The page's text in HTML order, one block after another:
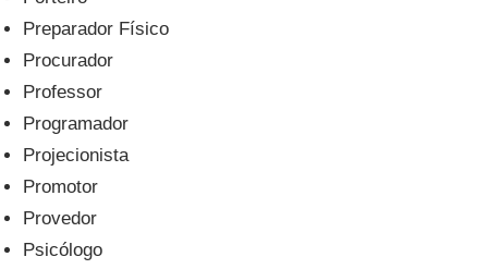
Preparador Físico
Procurador
Professor
Programador
Projecionista
Promotor
Provedor
Psicólogo